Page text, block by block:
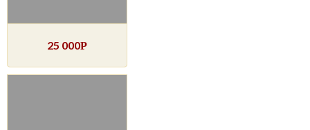
25 000Р